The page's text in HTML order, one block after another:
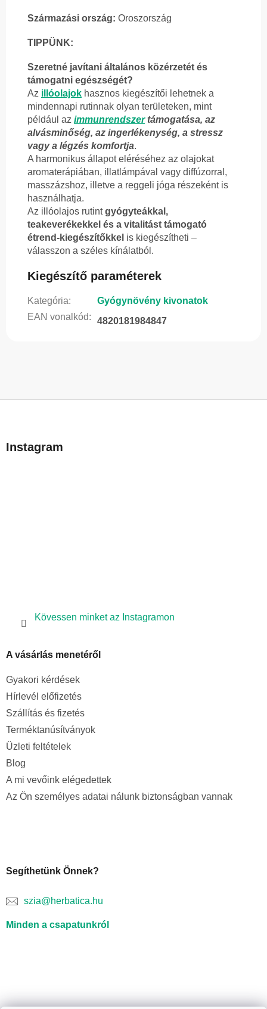
Származási ország: Oroszország
TIPPÜNK:
Szeretné javítani általános közérzetét és
támogatni egészségét?
Az illóolajok hasznos kiegészítői lehetnek a
mindennapi rutinnak olyan területeken, mint
például az immunrendszertámogatása, az
alvásminőség, az ingerlékenység, a stressz
vagy a légzés komfortja.
A harmonikus állapot eléréséhez az olajokat
aromaterápiában, illatlámpával vagy diffúzorral,
masszázshoz, illetve a reggeli jóga részeként is
használhatja.
Az illóolajos rutintgyógyteákkal,
teakeverékekkel és a vitalitást támogató
étrend-kiegészítőkkel is kiegészítheti –
válasszon a széles kínálatból.
Kiegészítő paraméterek
Kategória:
Gyógynövény kivonatok
EAN vonalkód: 4820181984847
bInstagram
Kövessen minket az Instagramon
A vásárlás menetéről
Gyakori kérdések
Hírlevél előfizetés
Szállítás és fizetés
Terméktanúsítványok
Üzleti feltételek
Blog
A mi vevőink elégedettek
Az Ön személyes adatai nálunk biztonságban vannak
Segíthetünk Önnek?
szia@herbatica.hu
Minden a csapatunkról